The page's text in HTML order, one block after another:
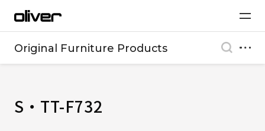
Original Furniture Products
S・TT-F732